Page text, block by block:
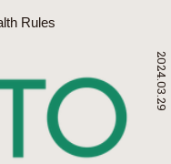
Rules
2024.03.29